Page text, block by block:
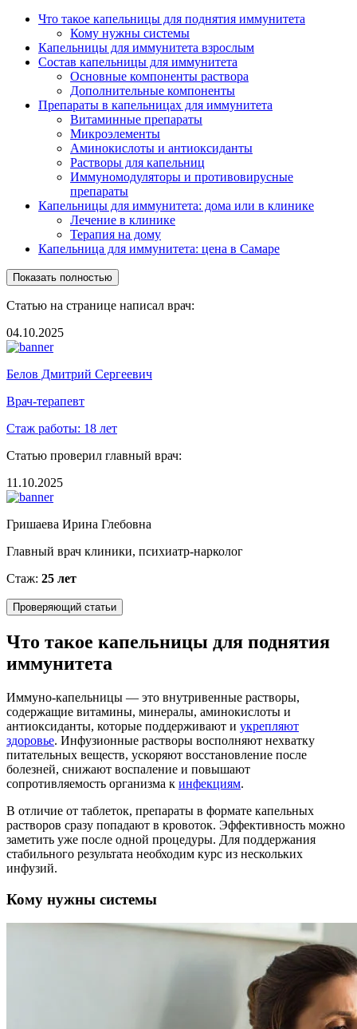
Что такое капельницы для поднятия иммунитета
Кому нужны системы
Капельницы для иммунитета взрослым
Состав капельницы для иммунитета
Основные компоненты раствора
Дополнительные компоненты
Препараты в капельницах для иммунитета
Витаминные препараты
Микроэлементы
Аминокислоты и антиоксиданты
Растворы для капельниц
Иммуномодуляторы и противовирусные
препараты
Капельницы для иммунитета: дома или в клинике
Лечение в клинике
Терапия на дому
Капельница для иммунитета: цена в Самаре
Показать полностью
Статью на странице написал врач:
04.10.2025
Белов Дмитрий Сергеевич
Врач-терапевт
Стаж работы: 18 лет
Статью проверил главный врач:
11.10.2025
Гришаева Ирина Глебовна
Главный врач клиники, психиатр-нарколог
Стаж: 25 лет
Проверяющий статьи
Что такое капельницы для поднятия
иммунитета
Иммуно-капельницы — это внутривенные растворы,
содержащие витамины, минералы, аминокислоты и
антиоксиданты, которые поддерживают и укрепляют
здоровье. Инфузионные растворы восполняют нехватку
питательных веществ, ускоряют восстановление после
болезней, снижают воспаление и повышают
сопротивляемость организма к инфекциям.
В отличие от таблеток, препараты в формате капельных
растворов сразу попадают в кровоток. Эффективность можно
заметить уже после одной процедуры. Для поддержания
стабильного результата необходим курс из нескольких
инфузий.
Кому нужны системы